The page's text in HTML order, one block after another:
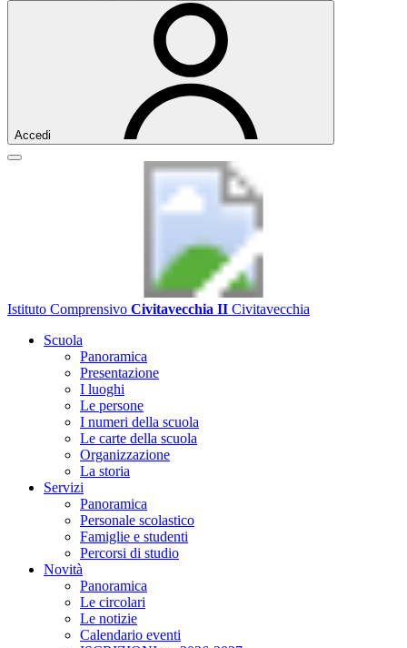
Accedi
Istituto Comprensivo Civitavecchia II Civitavecchia
Scuola
Panoramica
Presentazione
I luoghi
Le persone
I numeri della scuola
Le carte della scuola
Organizzazione
La storia
Servizi
Panoramica
Personale scolastico
Famiglie e studenti
Percorsi di studio
Novità
Panoramica
Le circolari
Le notizie
Calendario eventi